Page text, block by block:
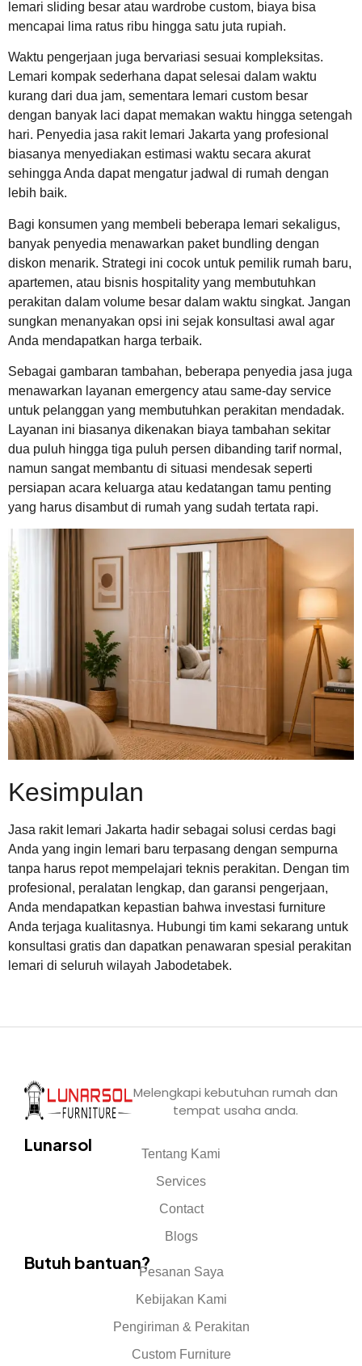
lemari sliding besar atau wardrobe custom, biaya bisa
mencapai lima ratus ribu hingga satu juta rupiah.
Waktu pengerjaan juga bervariasi sesuai kompleksitas.
Lemari kompak sederhana dapat selesai dalam waktu
kurang dari dua jam, sementara lemari custom besar
dengan banyak laci dapat memakan waktu hingga setengah
hari. Penyedia jasa rakit lemari Jakarta yang profesional
biasanya menyediakan estimasi waktu secara akurat
sehingga Anda dapat mengatur jadwal di rumah dengan
lebih baik.
Bagi konsumen yang membeli beberapa lemari sekaligus,
banyak penyedia menawarkan paket bundling dengan
diskon menarik. Strategi ini cocok untuk pemilik rumah baru,
apartemen, atau bisnis hospitality yang membutuhkan
perakitan dalam volume besar dalam waktu singkat. Jangan
sungkan menanyakan opsi ini sejak konsultasi awal agar
Anda mendapatkan harga terbaik.
Sebagai gambaran tambahan, beberapa penyedia jasa juga
menawarkan layanan emergency atau same-day service
untuk pelanggan yang membutuhkan perakitan mendadak.
Layanan ini biasanya dikenakan biaya tambahan sekitar
dua puluh hingga tiga puluh persen dibanding tarif normal,
namun sangat membantu di situasi mendesak seperti
persiapan acara keluarga atau kedatangan tamu penting
yang harus disambut di rumah yang sudah tertata rapi.
Kesimpulan
Jasa rakit lemari Jakarta hadir sebagai solusi cerdas bagi
Anda yang ingin lemari baru terpasang dengan sempurna
tanpa harus repot mempelajari teknis perakitan. Dengan tim
profesional, peralatan lengkap, dan garansi pengerjaan,
Anda mendapatkan kepastian bahwa investasi furniture
Anda terjaga kualitasnya. Hubungi tim kami sekarang untuk
konsultasi gratis dan dapatkan penawaran spesial perakitan
lemari di seluruh wilayah Jabodetabek.
Melengkapi kebutuhan rumah dan
tempat usaha anda.
Lunarsol
Tentang Kami
Services
Contact
Blogs
Butuh bantuan?Pesanan Saya
Kebijakan Kami
Pengiriman & Perakitan
Custom Furniture